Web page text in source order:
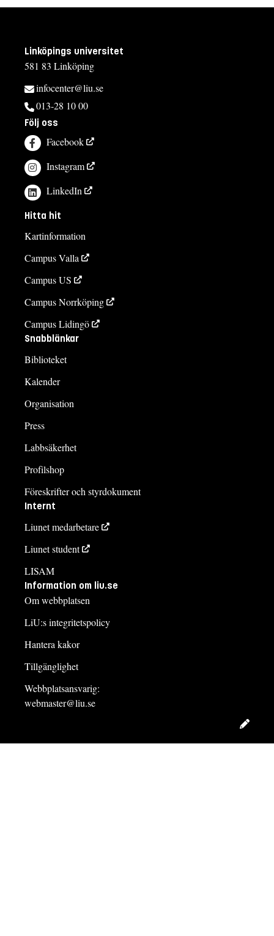
Linköpings universitet
581 83 Linköping
infocenter@liu.se
013-28 10 00
Följ oss
Facebook
Instagram
LinkedIn
Hitta hit
Kartinformation
Campus Valla
Campus US
Campus Norrköping
Campus Lidingö
Snabblänkar
Biblioteket
Kalender
Organisation
Press
Labbsäkerhet
Profilshop
Föreskrifter och styrdokument
Internt
Liunet medarbetare
Liunet student
LISAM
Information om liu.se
Om webbplatsen
LiU:s integritetspolicy
Hantera kakor
Tillgänglighet
Webbplatsansvarig:
webmaster@liu.se